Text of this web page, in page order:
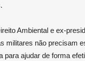
Ambiental e ex-
militares não precisam
para ajudar de forma